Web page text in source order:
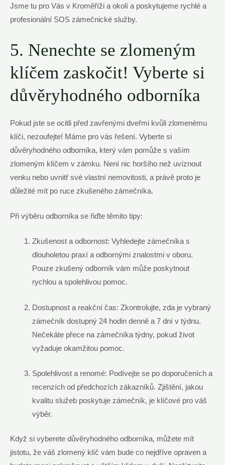
Jsme tu pro Vás v Kroměříži a okolí a poskytujeme rychlé a
profesionální SOS zámečnické služby.
5. Nenechte se zlomeným
klíčem zaskočit! Vyberte si
důvěryhodného odborníka
Pokud jste se ocitli před zavřenými dveřmi kvůli zlomenému
klíči, nezoufejte! Máme pro vás řešení. Vyberte si
důvěryhodného odborníka, který vám pomůže s vaším
zlomeným klíčem v zámku. Není nic horšího než uvíznout
venku nebo uvnitř své vlastní nemovitosti, a právě proto je
důležité mít po ruce zkušeného zámečníka.
Při výběru odborníka se řiďte těmito tipy:
Zkušenost a odbornost: Vyhledejte zámečníka s
dlouholetou praxí a odbornými znalostmi v oboru.
Pouze zkušený odborník vám může poskytnout
rychlou a spolehlivou pomoc.
Dostupnost a reakční čas: Zkontrolujte, zda je vybraný
zámečník dostupný 24 hodin denně a 7 dní v týdnu.
Nečekáte přece na zámečníka týdny, pokud život
vyžaduje okamžitou pomoc.
Spolehlivost a renomé: Podívejte se po doporučeních a
recenzích od předchozích zákazníků. Zjištění, jakou
kvalitu služeb poskytuje zámečník, je klíčové pro váš
výběr.
Když si vyberete důvěryhodného odborníka, můžete mít
jistotu, že váš zlomený klíč vám bude co nejdříve opraven a